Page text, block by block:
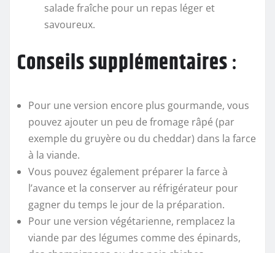
salade fraîche pour un repas léger et
savoureux.
Conseils supplémentaires:
Pour une version encore plus gourmande, vous
pouvez ajouter un peu de fromage râpé (par
exemple du gruyère ou du cheddar) dans la farce
à la viande.
Vous pouvez également préparer la farce à
l’avance et la conserver au réfrigérateur pour
gagner du temps le jour de la préparation.
Pour une version végétarienne, remplacez la
viande par des légumes comme des épinards,